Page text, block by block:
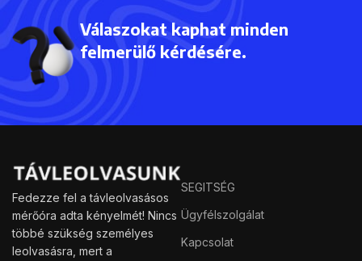
Válaszokat kaphat minden
felmerülő kérdésére.
Fedezze fel a távleolvasásos
mérőóra adta kényelmét! Nincs
többé szükség személyes
leolvasásra, mert a
SEGITSÉG
Ügyfélszolgálat
Kapcsolat